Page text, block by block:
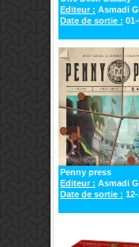
Editeur : Asmadi
Date de sortie :
Penny press
Editeur : Asmadi
Date de sortie :